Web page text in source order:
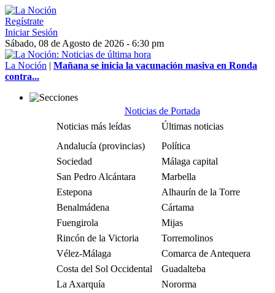
Regístrate
Iniciar Sesión
Sábado, 08 de Agosto de 2026 - 6:30 pm
La Noción | Mañana se inicia la vacunación masiva en Ronda
contra...
Noticias de Portada
Noticias más leídas
Últimas noticias
Andalucía (provincias)
Política
Sociedad
Málaga capital
San Pedro Alcántara
Marbella
Estepona
Alhaurín de la Torre
Benalmádena
Cártama
Fuengirola
Mijas
Rincón de la Victoria
Torremolinos
Vélez-Málaga
Comarca de Antequera
Costa del Sol Occidental
Guadalteba
La Axarquía
Nororma